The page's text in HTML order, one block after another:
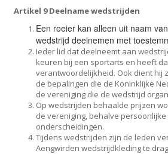
Artikel 9 Deelname wedstrijden
Een roeier kan alleen uit naam
wedstrijd deelnemen met
Ieder lid dat deelneemt aan
keuren bij een sportarts en heeft
verantwoordelijkheid. Ook dient hij
de bepalingen die de Koninklijke
de vereniging die de wedstrijd
Op wedstrijden behaalde prijzen
de vereniging, behalve
onderscheidingen.
Tijdens wedstrijden zijn de leden
Aengwirden wedstrijdkleding te